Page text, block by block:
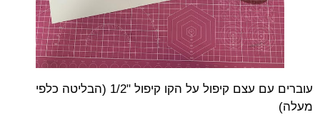
עוברים עם עצם קיפול על הקו קיפול "1/2 (הבליטה כלפי
מעלה)